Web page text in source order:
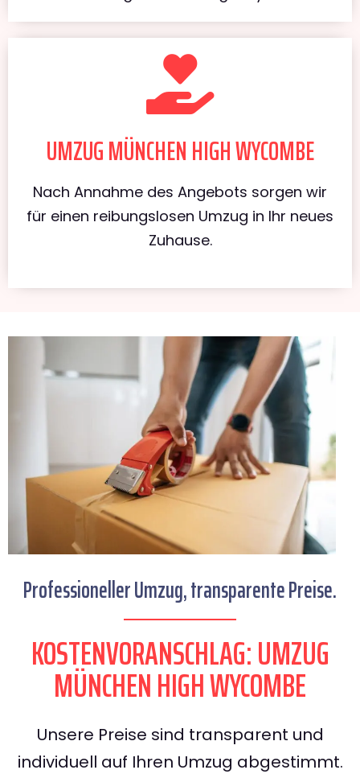
UMZUG MÜNCHEN HIGH WYCOMBE
Nach Annahme des Angebots sorgen wir
für einen reibungslosen Umzug in Ihr neues
Zuhause.
Professioneller Umzug, transparente Preise.
KOSTENVORANSCHLAG: UMZUG
MÜNCHEN HIGH WYCOMBE
Unsere Preise sind transparent und
individuell auf Ihren Umzug abgestimmt.